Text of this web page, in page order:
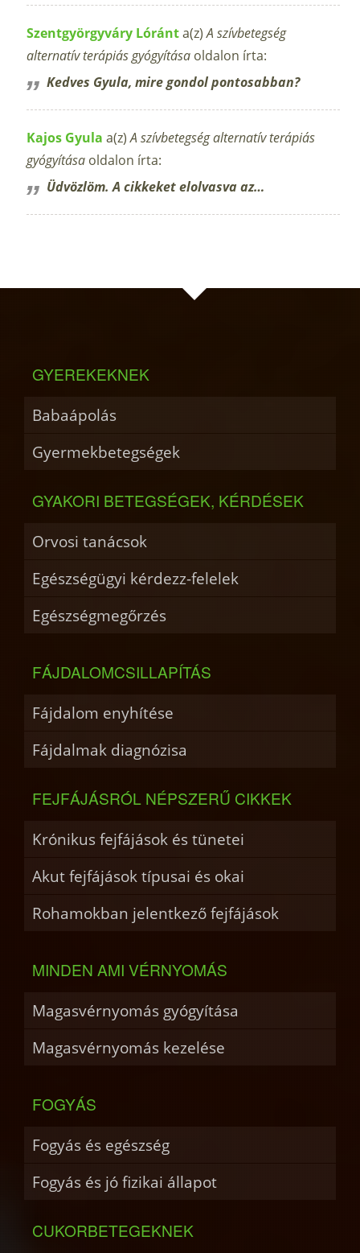
Szentgyörgyváry Lóránta(z)A szívbetegség
alternatív terápiás gyógyítása oldalon írta:
Kedves Gyula, mire gondol pontosabban?
Kajos Gyula a(z)A szívbetegség alternatív terápiás
gyógyítása oldalon írta:
Üdvözlöm. A cikkeket elolvasva az…
GYEREKEKNEK
Babaápolás
Gyermekbetegségek
GYAKORI BETEGSÉGEK, KÉRDÉSEK
Orvosi tanácsok
Egészségügyi kérdezz-felelek
Egészségmegőrzés
FÁJDALOMCSILLAPÍTÁS
Fájdalom enyhítése
Fájdalmak diagnózisa
FEJFÁJÁSRÓL NÉPSZERŰ CIKKEK
Krónikus fejfájások és tünetei
Akut fejfájások típusai és okai
Rohamokban jelentkező fejfájások
MINDEN AMI VÉRNYOMÁS
Magasvérnyomás gyógyítása
Magasvérnyomás kezelése
FOGYÁS
Fogyás és egészség
Fogyás és jó fizikai állapot
CUKORBETEGEKNEK